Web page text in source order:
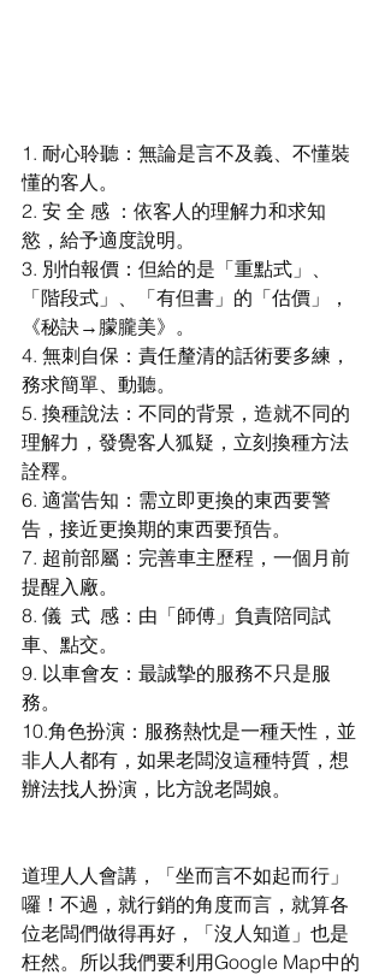
1. 耐心聆聽：無論是言不及義、不懂裝
懂的客人。
2. 安 全 感 ：依客人的理解力和求知
慾，給予適度說明。
3. 別怕報價：但給的是「重點式」、
「階段式」、「有但書」的「估價」，
《秘訣→朦朧美》。
4. 無刺自保：責任釐清的話術要多練，
務求簡單、動聽。
5. 換種說法：不同的背景，造就不同的
理解力，發覺客人狐疑，立刻換種方法
詮釋。
6. 適當告知：需立即更換的東西要警
告，接近更換期的東西要預告。
7. 超前部屬：完善車主歷程，一個月前
提醒入廠。
8. 儀  式  感：由「師傅」負責陪同試
車、點交。
9. 以車會友：最誠摯的服務不只是服
務。
10.角色扮演：服務熱忱是一種天性，並
非人人都有，如果老闆沒這種特質，想
辦法找人扮演，比方說老闆娘。
道理人人會講，「坐而言不如起而行」
囉！不過，就行銷的角度而言，就算各
位老闆們做得再好，「沒人知道」也是
枉然。所以我們要利用Google Map中的